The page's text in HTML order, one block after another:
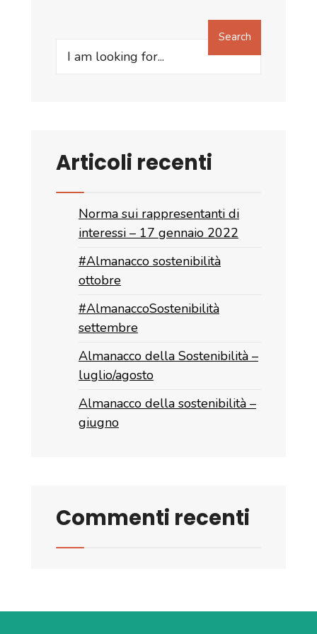
for:
Search
Articoli recenti
Norma sui rappresentanti di
interessi – 17 gennaio 2022
#Almanacco sostenibilità
ottobre
#AlmanaccoSostenibilità
settembre
Almanacco della Sostenibilità –
luglio/agosto
Almanacco della sostenibilità –
giugno
Commenti recenti